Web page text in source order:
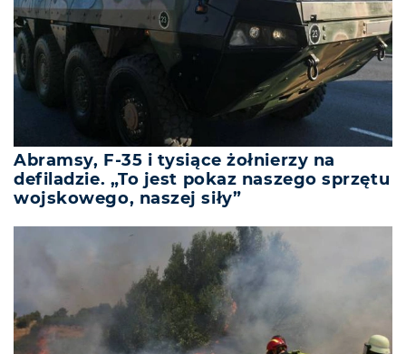
Abramsy, F-35 i tysiące żołnierzy na
defiladzie. „To jest pokaz naszego sprzętu
wojskowego, naszej siły”